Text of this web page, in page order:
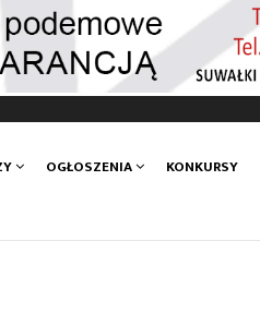
OGŁOSZENIA KONKURSY